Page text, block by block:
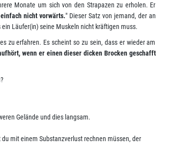
Monate um sich von den Strapazen zu erholen. Er
nicht vorwärts." Dieser Satz von jemand, der an
Läufer(in) seine Muskeln nicht kräftigen muss.
zu erfahren. Es scheint so zu sein, dass er wieder am
wenn er einen dieser dicken Brocken geschafft
Gelände und dies langsam.
mit einem Substanzverlust rechnen müssen, der